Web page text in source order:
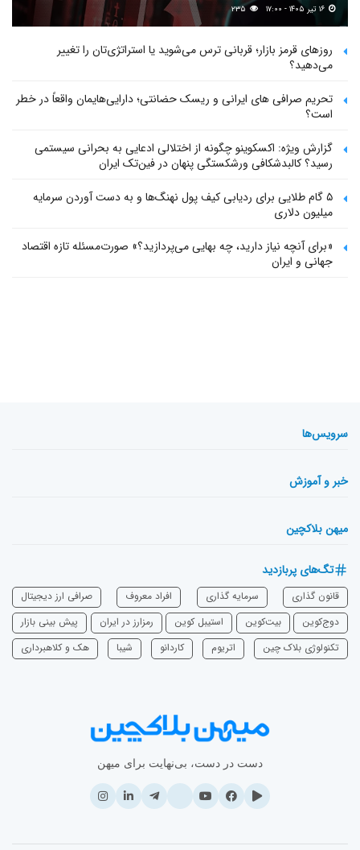
۲۳۵
روزهای قرمز بازار؛ قربانی ترس می‌شوید یا استراتژی‌تان را تغییر
می‌دهید؟
تحریم صرافی های ایرانی و ریسک حضانتی؛ دارایی‌هایمان واقعاً در خطر
است؟
گزارش ویژه: اکسکوینو چگونه از اختلالی ادعایی به بحرانی سیستمی
رسید؟ کالبدشکافی ورشکستگی پنهان در فین‌تک ایران
۵ گام طلایی برای ردیابی کیف پول‌ نهنگ‌ها و به دست آوردن سرمایه
میلیون دلاری
«برای آنچه نیاز دارید، چه بهایی می‌پردازید؟» صورت‌مسئله تازه اقتصاد
جهانی و ایران
سرویس‌ها
خبر و آموزش
میهن بلاکچین
تگ‌های پربازدید
قانون گذاری سرمایه‌ گذاری افراد معروف
صرافی ارز دیجیتال
دوج‌کوین
بیت‌کوین استیبل کوین رمزارز در ایران
پیش بینی بازار
تکنولوژی بلاک چین
اتریوم ‌کاردانو شیبا هک و کلاهبرداری
دست در دست، بی‌نهایت برای میهن